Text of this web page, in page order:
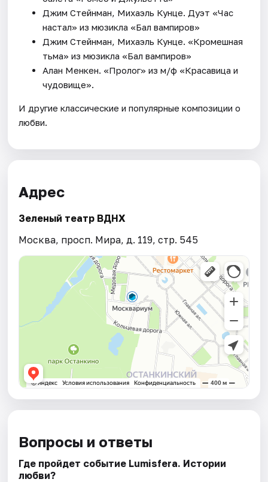
Джим Стейнман, Михаэль Кунце. Дуэт «Час
настал» из мюзикла «Бал вампиров»
Джим Стейнман, Михаэль Кунце. «Кромешная
тьма» из мюзикла «Бал вампиров»
Алан Менкен. «Пролог» из м/ф «Красавица и
чудовище».
И другие классические и популярные композиции о
любви.
Адрес
Зеленый театр ВДНХ
Москва, просп. Мира, д. 119, стр. 545
Вопросы и ответы
Где пройдет событие Lumisfera. Истории
любви?